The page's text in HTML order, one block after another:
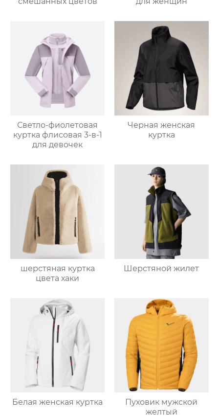
Светло-фиолетовая
куртка флисовая 3-в-1
для девочек
Черная женская
куртка
шерстяная куртка
цвета хаки
Шерстяной жилет
Белая женская куртка
Пуховик мужской
желтый